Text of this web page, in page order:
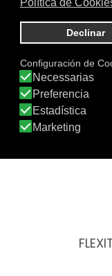
Pies
Otros